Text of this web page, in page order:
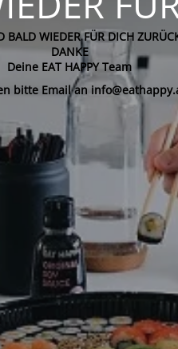
BALD WIEDER FÜR DICH
DANKE
Deine EAT HAPPY Team
bitte Email an